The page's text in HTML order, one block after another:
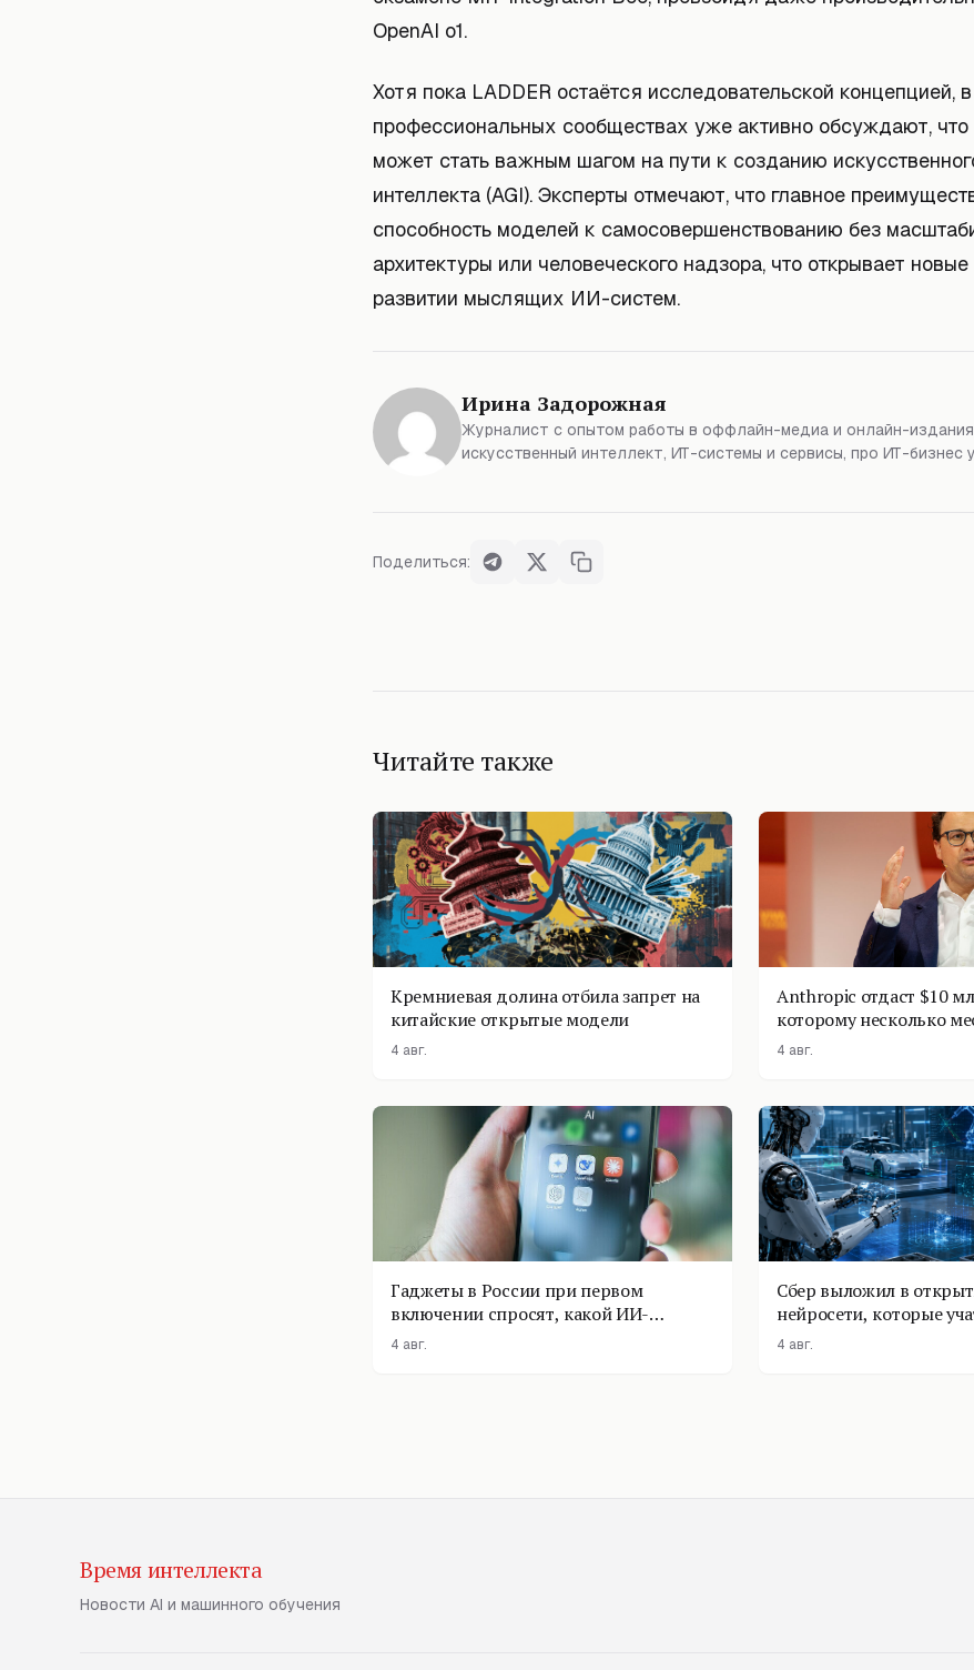
OpenAI o1.
Хотя пока LADDER остаётся исследовательской концепцией, в
профессиональных сообществах уже активно обсуждают, что
может стать важным шагом на пути к созданию
интеллекта (AGI). Эксперты отмечают, что главное
способность моделей к самосовершенствованию без
архитектуры или человеческого надзора, что открывает новые
развитии мыслящих ИИ-систем.
Ирина Задорожная
Журналист с опытом работы в оффлайн-медиа и онлайн-
искусственный интеллект, ИТ-системы и сервисы, про ИТ-бизнес
Поделиться:
Читайте также
Кремниевая долина отбила запрет на
китайские открытые модели
4 авг.
Anthropic отдаст $10
которому несколько
4 авг.
Гаджеты в России при первом
включении спросят, какой ИИ-
помощник поставить
4 авг.
Сбер выложил в
нейросети, которые
физике
4 авг.
Время интеллекта
Новости AI и машинного обучения